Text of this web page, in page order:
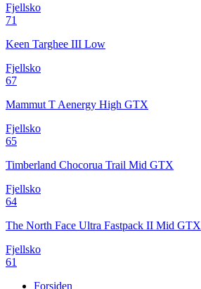
Fjellsko
71
Keen Targhee III Low
Fjellsko
67
Mammut T Aenergy High GTX
Fjellsko
65
Timberland Chocorua Trail Mid GTX
Fjellsko
64
The North Face Ultra Fastpack II Mid GTX
Fjellsko
61
Forsiden